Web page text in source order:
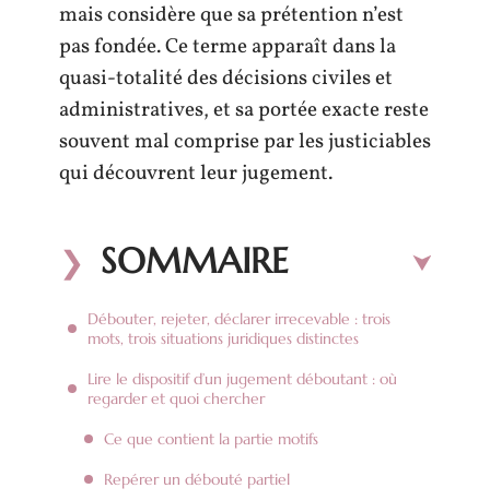
mais considère que sa prétention n’est
pas fondée. Ce terme apparaît dans la
quasi-totalité des décisions civiles et
administratives, et sa portée exacte reste
souvent mal comprise par les justiciables
qui découvrent leur jugement.
SOMMAIRE
Débouter, rejeter, déclarer irrecevable : trois
mots, trois situations juridiques distinctes
Lire le dispositif d’un jugement déboutant : où
regarder et quoi chercher
Ce que contient la partie motifs
Repérer un débouté partiel